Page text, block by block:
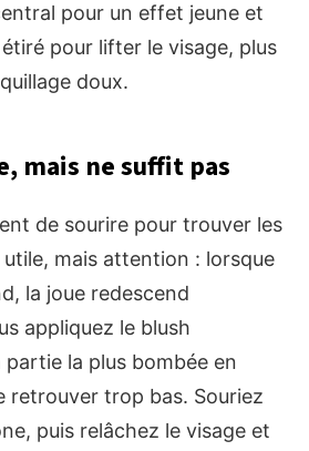
pour un effet jeune et
pour lifter le visage, plus
doux.
mais ne suffit pas
de sourire pour trouver les
utile, mais attention : lorsque
la joue redescend
appliquez le blush
la plus bombée en
retrouver trop bas. Souriez
puis relâchez le visage et